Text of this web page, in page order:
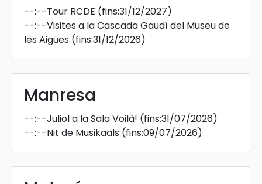
--:--Tour RCDE (fins:31/12/2027)
--:--Visites a la Cascada Gaudí del Museu de
les Aigües (fins:31/12/2026)
Manresa
--:--Juliol a la Sala Voilà! (fins:31/07/2026)
--:--Nit de Musikaals (fins:09/07/2026)